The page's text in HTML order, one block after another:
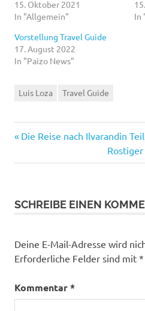
15. Oktober 2021
In "Allgemein"
In
Vorstellung Travel Guide
17. August 2022
In "Paizo News"
Luis Loza Travel Guide
Vorheriger
Die Reise nach Ilvarandin
Nächster
Beitrag:
SCHREIBE EINEN
Deine E-Mail-Adresse wird
Erforderliche Felder sind mit *
Kommentar*